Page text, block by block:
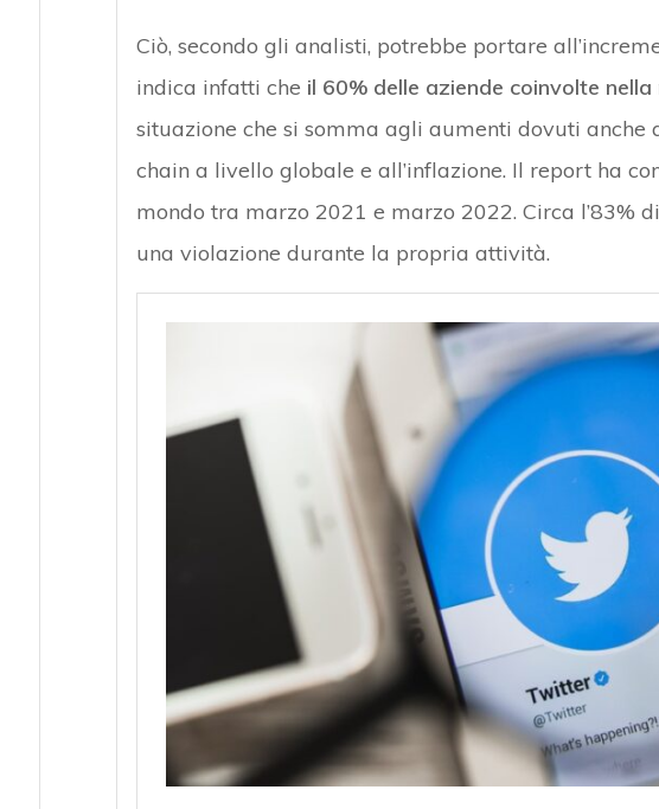
Ciò, secondo gli analisti, potrebbe portare
indica infatti che il 60% delle aziende coinvolte
situazione che si somma agli aumenti dovuti
chain a livello globale e all’inflazione. Il report ha
mondo tra marzo 2021 e marzo 2022. Circa l’83%
una violazione durante la propria attività.